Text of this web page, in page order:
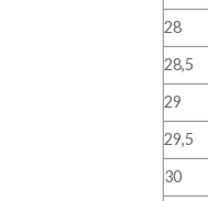
28
28,5
29
29,5
30